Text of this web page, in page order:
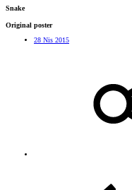
Snake
Original poster
28 Nis 2015